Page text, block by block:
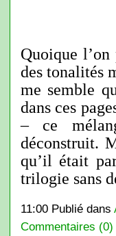
Quoique
des tonalités
me semble
dans ces
– ce
déconstruit.
qu’il était
trilogie sans
11:00 Publié dans
Commentaires (0)